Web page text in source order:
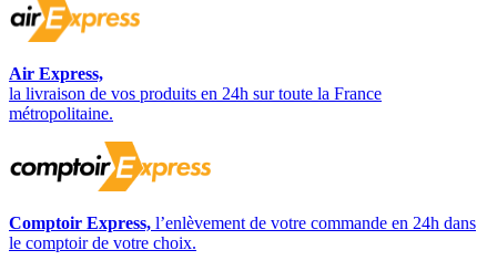
Air Express,
la livraison de vos produits en 24h sur toute la France
métropolitaine.
Comptoir Express, l’enlèvement de votre commande en 24h dans
le comptoir de votre choix.